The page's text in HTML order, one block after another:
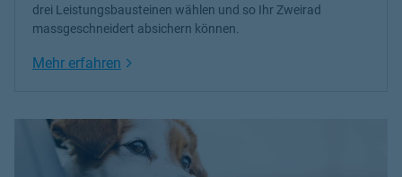
drei Leistungsbausteinen wählen und so Ihr Zweirad
massgeschneidert absichern können.
Mehr erfahren Link Opens in New Tab